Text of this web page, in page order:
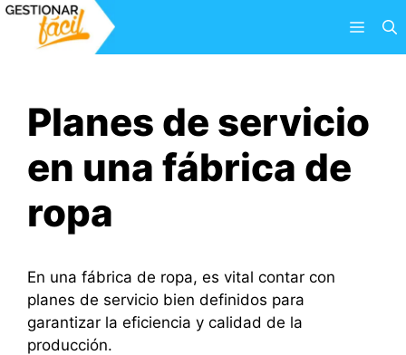
Saltar
Menú
Planes de servicio
en una fábrica de
ropa
En una fábrica de ropa, es vital contar con
planes de servicio bien definidos para
garantizar la eficiencia y calidad de la
producción.